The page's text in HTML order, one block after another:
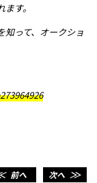
す。
知って、オークショ
前へ 次へ＞＞